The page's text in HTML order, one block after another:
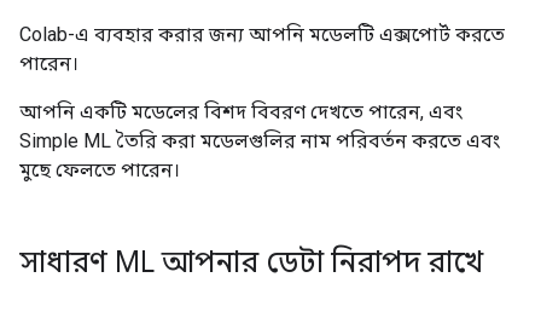
Colab-এ ব্যবহার করার জন্য আপনি মডেলটি এক্সপোর্ট করতে
পারেন।
আপনি একটি মডেলের বিশদ বিবরণ দেখতে পারেন, এবং
Simple ML তৈরি করা মডেলগুলির নাম পরিবর্তন করতে এবং
মুছে ফেলতে পারেন।
সাধারণ ML আপনার ডেটা নিরাপদ রাখে